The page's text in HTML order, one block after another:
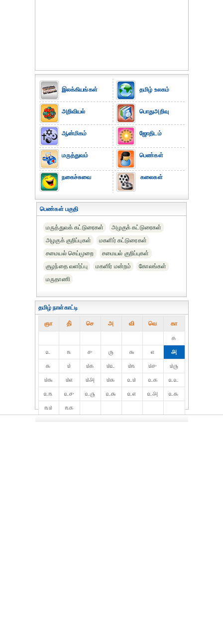
இலக்கியங்கள்
அறிவியல்
ஆன்மிகம்
மருத்துவம்
நகைச்சுவை
தமிழ் உலகம்
பொதுஅறிவு
ஜோதிடம்
பெண்கள்
கலைகள்
பெண்கள் பகுதி
மருத்துவக் கட்டுரைகள்
அழகுக் கட்டுரைகள்
அழகுக் குறிப்புகள்
மகளிர் கட்டுரைகள்
சமையல் செய்முறை
சமையல் குறிப்புகள்
குழந்தை வளர்ப்பு
மகளிர் மன்றம்
கோலங்கள்
மருதாணி
தமிழ் நாள்காட்டி
ஞா தி் செ அ வி வெ கா
௧
௨
௩ ௪ ௫ ௬ ௭
௮
௯
௰ ௰௧ ௰௨ ௰௩ ௰௪
௰௫
௰௬
௰௭ ௰௮ ௰௯ ௨௰ ௨௧
௨௨
௨௩
௨௪ ௨௫ ௨௬ ௨௭ ௨௮
௨௯
௩௰
௩௧